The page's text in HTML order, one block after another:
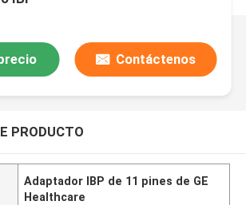
Contáctenos
PRODUCTO
Adaptador IBP de 11 pines de GE
Healthcare